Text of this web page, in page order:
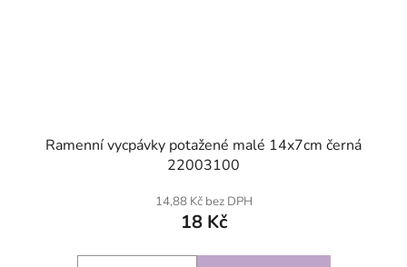
Ramenní vycpávky potažené malé 14x7cm černá
22003100
14,88 Kč bez DPH
18 Kč